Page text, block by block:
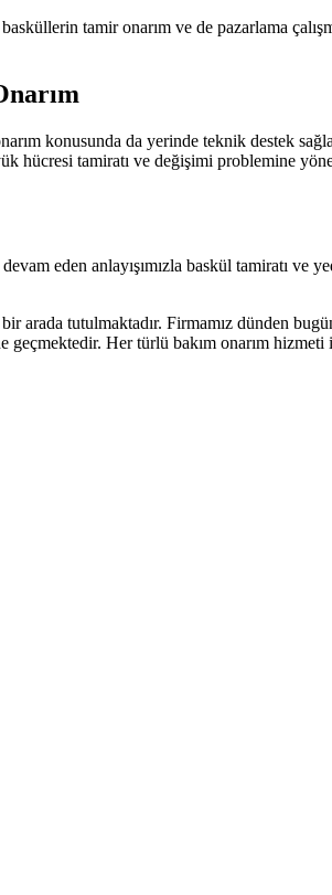
tamir onarım ve de pazarlama
konusunda da yerinde teknik destek
hücresi tamiratı ve değişimi problemine
eden anlayışımızla baskül tamiratı
arada tutulmaktadır. Firmamız dünden
geçmektedir. Her türlü bakım onarım